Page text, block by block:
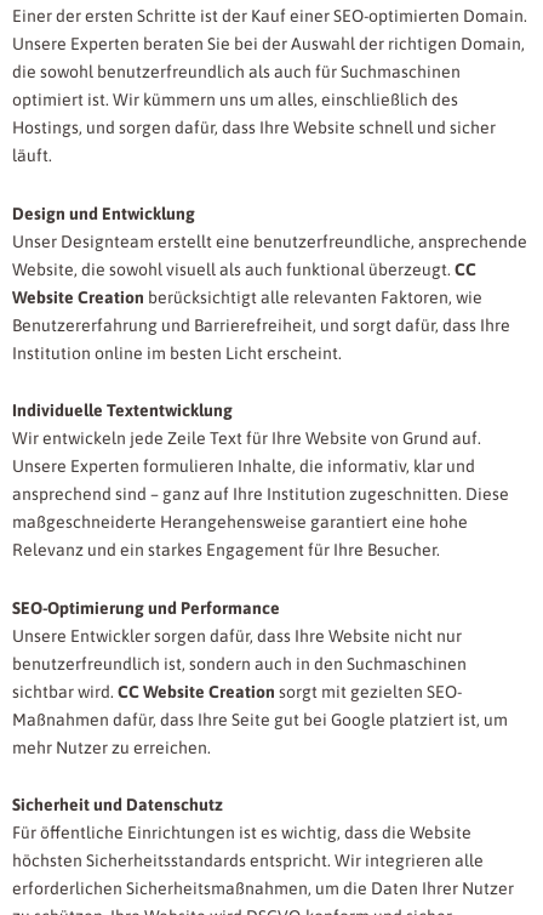
Einer der ersten Schritte ist der Kauf einer SEO-optimierten Domain.
Unsere Experten beraten Sie bei der Auswahl der richtigen Domain,
die sowohl benutzerfreundlich als auch für Suchmaschinen
optimiert ist. Wir kümmern uns um alles, einschließlich des
Hostings, und sorgen dafür, dass Ihre Website schnell und sicher
läuft.
Design und Entwicklung
Unser Designteam erstellt eine benutzerfreundliche, ansprechende
Website, die sowohl visuell als auch funktional überzeugt. CC
Website Creation berücksichtigt alle relevanten Faktoren, wie
Benutzererfahrung und Barrierefreiheit, und sorgt dafür, dass Ihre
Institution online im besten Licht erscheint.
Individuelle Textentwicklung
Wir entwickeln jede Zeile Text für Ihre Website von Grund auf.
Unsere Experten formulieren Inhalte, die informativ, klar und
ansprechend sind – ganz auf Ihre Institution zugeschnitten. Diese
maßgeschneiderte Herangehensweise garantiert eine hohe
Relevanz und ein starkes Engagement für Ihre Besucher.
SEO-Optimierung und Performance
Unsere Entwickler sorgen dafür, dass Ihre Website nicht nur
benutzerfreundlich ist, sondern auch in den Suchmaschinen
sichtbar wird. CC Website Creation sorgt mit gezielten SEO-
Maßnahmen dafür, dass Ihre Seite gut bei Google platziert ist, um
mehr Nutzer zu erreichen.
Sicherheit und Datenschutz
Für öffentliche Einrichtungen ist es wichtig, dass die Website
höchsten Sicherheitsstandards entspricht. Wir integrieren alle
erforderlichen Sicherheitsmaßnahmen, um die Daten Ihrer Nutzer